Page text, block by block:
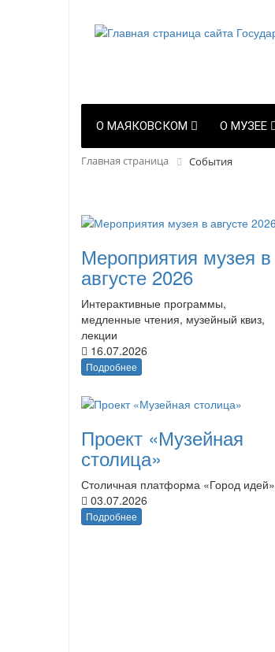
О МАЯКОВСКОМ О МУЗЕЕ
Главная страница События
Мероприятия музея в
августе 2026
Интерактивные программы,
медленные чтения, музейный квиз,
лекции
16.07.2026
Подробнее
Проект «Музейная
столица»
Столичная платформа «Город идей»
03.07.2026
Подробнее